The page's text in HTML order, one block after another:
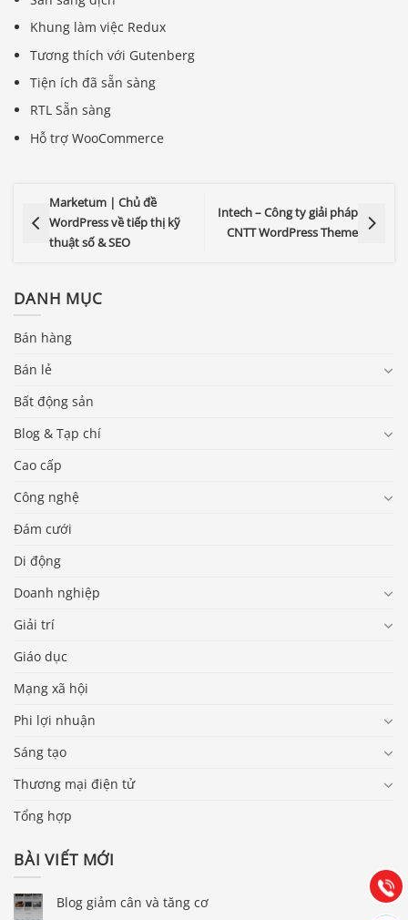
Khung làm việc Redux
Tương thích với Gutenberg
Tiện ích đã sẵn sàng
RTL Sẵn sàng
Hỗ trợ WooCommerce
Marketum | Chủ đề
WordPress về tiếp thị kỹ
thuật số & SEO
Intech – Công ty giải pháp
CNTT WordPress Theme
DANH MỤC
Bán hàng
Bán lẻ
Bất động sản
Blog & Tạp chí
Cao cấp
Công nghệ
Đám cưới
Di động
Doanh nghiệp
Giải trí
Giáo dục
Mạng xã hội
Phi lợi nhuận
Sáng tạo
Thương mại điện tử
Tổng hợp
BÀI VIẾT MỚI
Blog giảm cân và tăng cơ
Gọi
(028) 22.166.144